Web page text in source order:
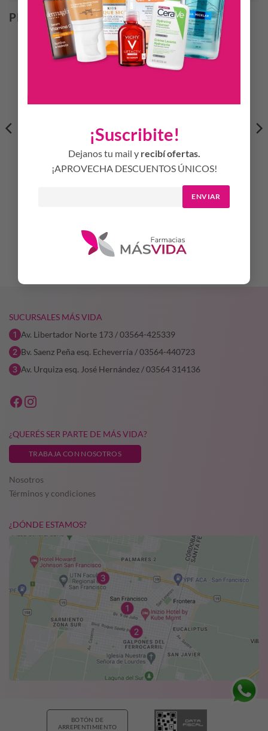
¡Suscribite!
Dejanos tu mail y recibí ofertas.
¡APROVECHA DESCUENTOS ÚNICOS!
ENVIAR
PRODUCTOS RELACIONADOS
CHICCO CHUPETES
AÑADIR AL CARRITO
NUBY – Vaso Reflex
$
AÑADIR AL CARRITO
SUCURSALES MÁS VIDA
Av. Libertador Norte 173 / 03564-425339
Bv. Saenz Peña esq. Echeverría / 03564-440723
Av. Urquiza esq. José Hernández / 03564 314136
¿QUERÉS SER PARTE DE MÁS VIDA?
TRABAJA CON NOSOTROS
Nosotros
Términos y condiciones
¿DÓNDE ESTAMOS?
BOTÓN DE
ARREPENTIMIENTO